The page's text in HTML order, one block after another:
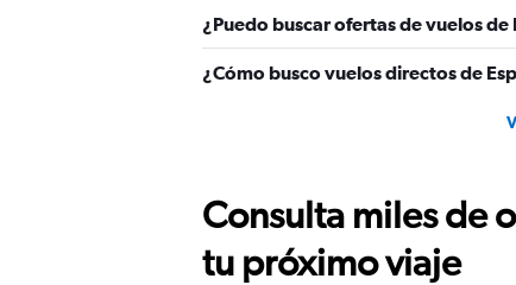
0
to
1200.
¿Puedo buscar ofertas de vuelos
¿Cómo busco vuelos directos de
Consulta miles de
tu próximo viaje